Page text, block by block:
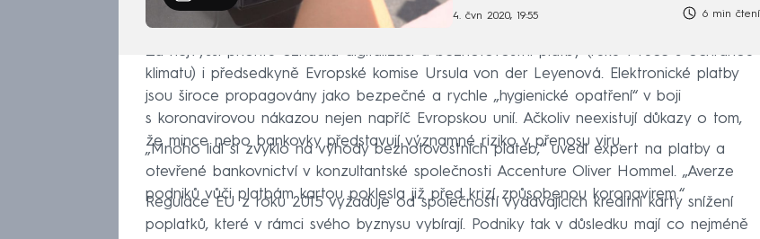
4. čvn 2020, 19:55 6 min čtení
Za nejvyšší prioritu označila digitalizaci a bezhotovostní platby (ruku v ruce s ochranou
klimatu) i předsedkyně Evropské komise Ursula von der Leyenová. Elektronické platby
jsou široce propagovány jako bezpečné a rychle „hygienické opatření“ v boji
s koronavirovou nákazou nejen napříč Evropskou unií. Ačkoliv neexistují důkazy o tom,
že mince nebo bankovky představují významné riziko v přenosu viru.
„Mnoho lidí si zvyklo na výhody bezhotovostních plateb,“ uvedl expert na platby a
otevřené bankovnictví v konzultantské společnosti Accenture Oliver Hommel. „Averze
podniků vůči platbám kartou poklesla již před krizí způsobenou koronavirem.“
Regulace EU z roku 2015 vyžaduje od společností vydávajících kreditní karty snížení
poplatků, které v rámci svého byznysu vybírají. Podniky tak v důsledku mají co nejméně